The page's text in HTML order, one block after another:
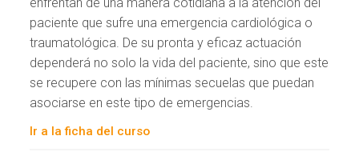
paciente que sufre una emergencia cardiológica o
traumatológica. De su pronta y eficaz actuación
dependerá no solo la vida del paciente, sino que este
se recupere con las mínimas secuelas que puedan
asociarse en este tipo de emergencias.
Ir a la ficha del curso